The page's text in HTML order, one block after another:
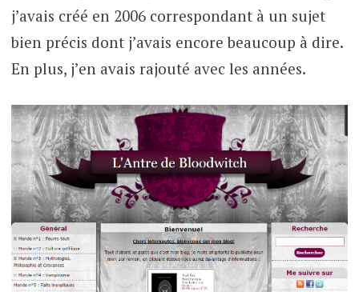
j’avais créé en 2006 correspondant à un sujet
bien précis dont j’avais encore beaucoup à dire.
En plus, j’en avais rajouté avec les années.